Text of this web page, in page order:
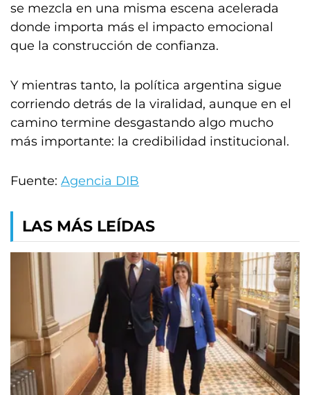
se mezcla en una misma escena acelerada
donde importa más el impacto emocional
que la construcción de confianza.
Y mientras tanto, la política argentina sigue
corriendo detrás de la viralidad, aunque en el
camino termine desgastando algo mucho
más importante: la credibilidad institucional.
Fuente: Agencia DIB
LAS MÁS LEÍDAS